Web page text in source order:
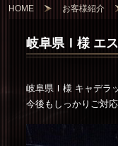
HOME お客様紹介
岐阜県Ｉ様 エ
岐阜県Ｉ様 キャデラ
今後もしっかりご対